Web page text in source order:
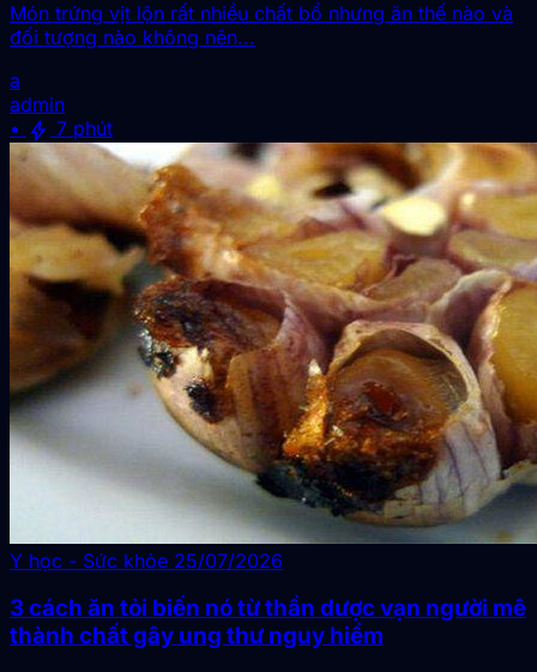
Món trứng vịt lộn rất nhiều chất bổ nhưng ăn thế nào và
đối tượng nào không nên...
a
admin
• bolt 7 phút
Y học - Sức khỏe 25/07/2026
3 cách ăn tỏi biến nó từ thần dược vạn người mê
thành chất gây ung thư nguy hiểm